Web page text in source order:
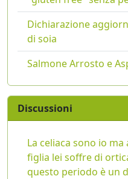
Dichiarazione
di soia
Salmone Arrosto e
Discussioni
La celiaca sono io
figlia lei soffre di
questo periodo è un